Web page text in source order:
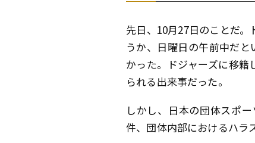
先日、10月27日のことだ
うか、日曜日の午前中だ
かった。ドジャーズに移
られる出来事だった。
しかし、日本の団体スポ
件、団体内部におけるハラ